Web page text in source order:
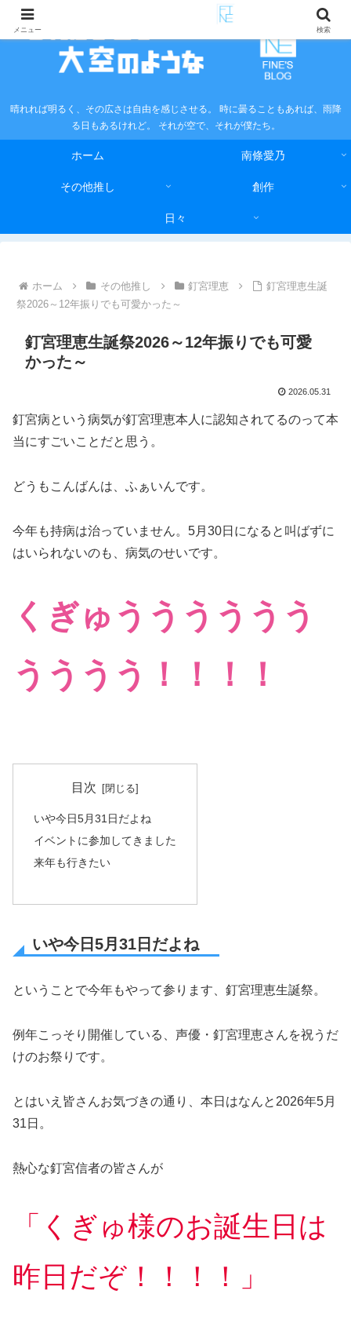
晴れれば明るく、その広さは自由を感じさせる。 時に曇ることもあれば、雨降
る日もあるけれど。 それが空で、それが僕たち。
ホーム 南條愛乃
その他推し 創作
日々
ホーム その他推し 釘宮理恵
釘宮理恵生誕
祭2026～12年振りでも可愛かった～
釘宮理恵生誕祭2026～12年振りでも可愛
かった～
2026.05.31
釘宮病という病気が釘宮理恵本人に認知されてるのって本
当にすごいことだと思う。
どうもこんばんは、ふぁいんです。
今年も持病は治っていません。5月30日になると叫ばずに
はいられないのも、病気のせいです。
くぎゅうううううう
うううう！！！！
目次
いや今日5月31日だよね
イベントに参加してきました
来年も行きたい
いや今日5月31日だよね
ということで今年もやって参ります、釘宮理恵生誕祭。
例年こっそり開催している、声優・釘宮理恵さんを祝うだ
けのお祭りです。
とはいえ皆さんお気づきの通り、本日はなんと2026年5月
31日。
熱心な釘宮信者の皆さんが
「くぎゅ様のお誕生日は
昨日だぞ！！！！」
メニュー 検索